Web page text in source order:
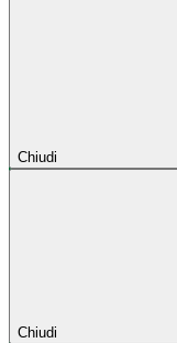
Chiudi
Chiudi